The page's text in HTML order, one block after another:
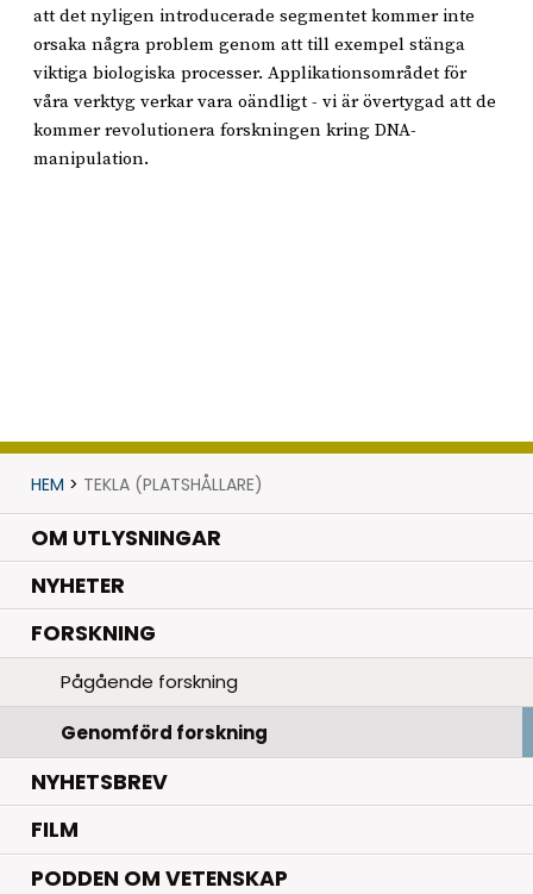
att det nyligen introducerade segmentet kommer inte
orsaka några problem genom att till exempel stänga
viktiga biologiska processer. Applikationsområdet för
våra verktyg verkar vara oändligt - vi är övertygad att de
kommer revolutionera forskningen kring DNA-
manipulation.
HEM > TEKLA (PLATSHÅLLARE)
OM UTLYSNINGAR
NYHETER.
FORSKNING.
Pågående forskning
Genomförd forskning
NYHETSBREV
FILM
PODDEN OM VETENSKAP